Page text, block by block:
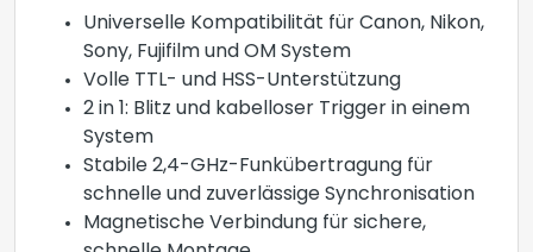
Universelle Kompatibilität für Canon, Nikon,
Sony, Fujifilm und OM System
Volle TTL- und HSS-Unterstützung
2 in 1: Blitz und kabelloser Trigger in einem
System
Stabile 2,4-GHz-Funkübertragung für
schnelle und zuverlässige Synchronisation
Magnetische Verbindung für sichere,